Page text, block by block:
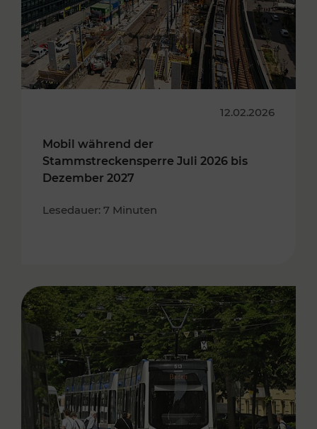
12.02.2026
Mobil während der
Stammstreckensperre Juli 2026 bis
Dezember 2027
Lesedauer: 7 Minuten